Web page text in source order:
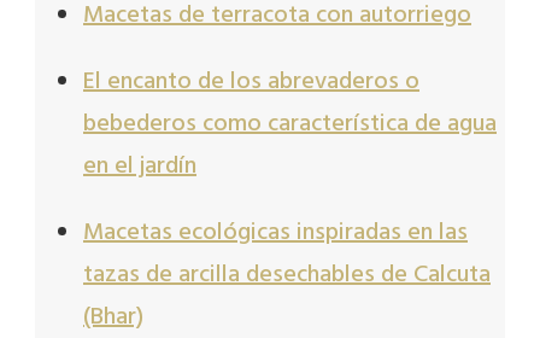
Macetas de terracota con autorriego
El encanto de los abrevaderos o
bebederos como característica de agua
en el jardín
Macetas ecológicas inspiradas en las
tazas de arcilla desechables de Calcuta
(Bhar)